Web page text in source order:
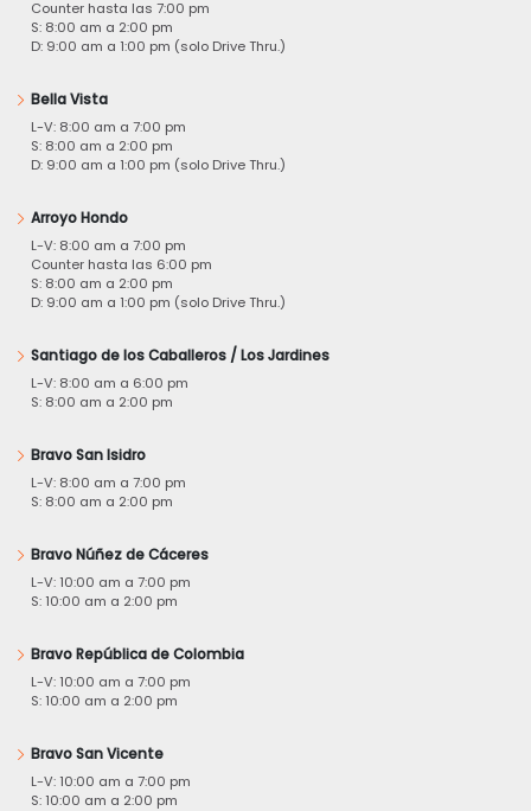
Counter hasta las 7:00 pm
S: 8:00 am a 2:00 pm
D: 9:00 am a 1:00 pm (solo Drive Thru.)
Bella Vista
L-V: 8:00 am a 7:00 pm
S: 8:00 am a 2:00 pm
D: 9:00 am a 1:00 pm (solo Drive Thru.)
Arroyo Hondo
L-V: 8:00 am a 7:00 pm
Counter hasta las 6:00 pm
S: 8:00 am a 2:00 pm
D: 9:00 am a 1:00 pm (solo Drive Thru.)
Santiago de los Caballeros / Los Jardines
L-V: 8:00 am a 6:00 pm
S: 8:00 am a 2:00 pm
Bravo San Isidro
L-V: 8:00 am a 7:00 pm
S: 8:00 am a 2:00 pm
Bravo Núñez de Cáceres
L-V: 10:00 am a 7:00 pm
S: 10:00 am a 2:00 pm
Bravo República de Colombia
L-V: 10:00 am a 7:00 pm
S: 10:00 am a 2:00 pm
Bravo San Vicente
L-V: 10:00 am a 7:00 pm
S: 10:00 am a 2:00 pm